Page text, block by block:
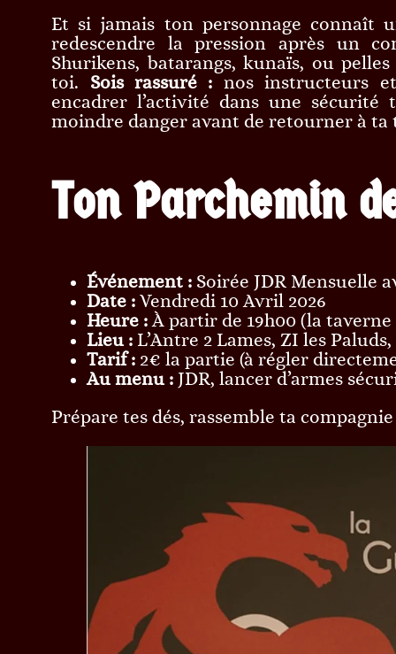
Et si jamais ton personnage connaît
redescendre la pression après un
Shurikens, batarangs, kunaïs, ou
toi. Sois rassuré : nos instructeurs
encadrer l’activité dans une
moindre danger avant de retourner à ta
Ton Parchemin
Événement : Soirée JDR Mensuelle
Date : Vendredi 10 Avril 2026
Heure :À partir de 19h00 (la taverne
Lieu : L’Antre 2 Lames, ZI les
Tarif : 2€ la partie (à régler
Au menu : JDR, lancer d’armes
Prépare tes dés, rassemble ta